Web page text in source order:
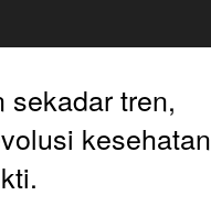
sekadar tren,
kesehatan